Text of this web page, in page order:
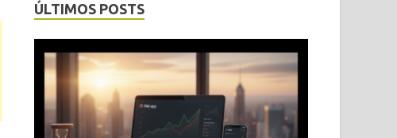
ÚLTIMOS POSTS